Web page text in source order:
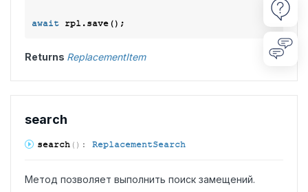
await
Returns ReplacementItem
search
search ( ) : ReplacementSearch
Метод позволяет выполнить поиск замещений.